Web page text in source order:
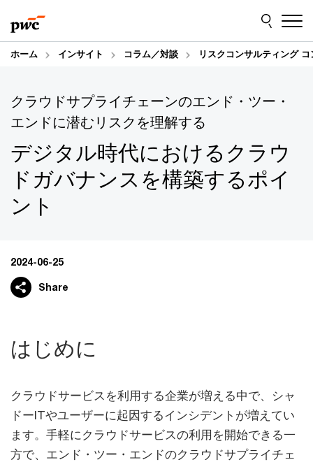
to
content
to
footer
ホーム インサイト コラム／対談 リスクコンサルティング
クラウドサプライチェーンのエンド・ツー・
エンドに潜むリスクを理解する
デジタル時代におけるクラウ
ドガバナンスを構築するポイ
ント
2024-06-25
Share
はじめに
クラウドサービスを利用する企業が増える中で、シャ
ドーITやユーザーに起因するインシデントが増えてい
ます。手軽にクラウドサービスの利用を開始できる一
方で、エンド・ツー・エンドのクラウドサプライチェ